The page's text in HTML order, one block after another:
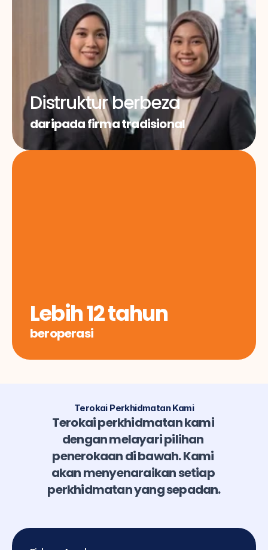
Lebih 12 tahun
beroperasi
Distruktur berbeza
daripada firma tradisional
Terokai Perkhidmatan Kami
Terokai perkhidmatan kami
dengan melayari pilihan
penerokaan di bawah. Kami
akan menyenaraikan setiap
perkhidmatan yang sepadan.